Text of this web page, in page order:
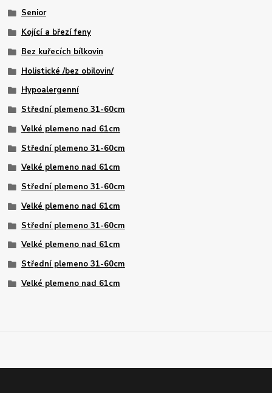
Senior
Kojící a březí feny
Bez kuřecích bílkovin
Holistické /bez obilovin/
Hypoalergenní
Střední plemeno 31-60cm
Velké plemeno nad 61cm
Střední plemeno 31-60cm
Velké plemeno nad 61cm
Střední plemeno 31-60cm
Velké plemeno nad 61cm
Střední plemeno 31-60cm
Velké plemeno nad 61cm
Střední plemeno 31-60cm
Velké plemeno nad 61cm